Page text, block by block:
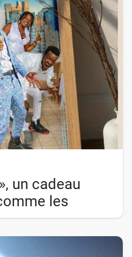
un cadeau
les